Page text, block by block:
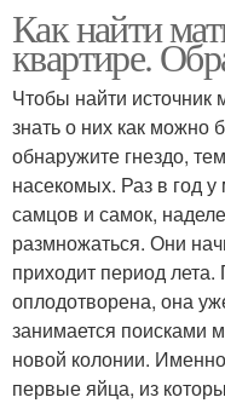
Как найти
квартире.
Чтобы найти источник
знать о них как
обнаружите гнездо,
насекомых. Раз в год
самцов и самок,
размножаться. Они
приходит период
оплодотворена, она
занимается поисками
новой колонии.
первые яйца, из